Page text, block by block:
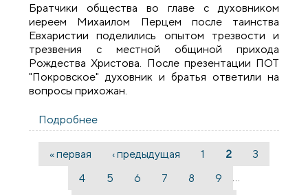
Братчики общества во главе с духовником
иереем Михаилом Перцем после таинства
Евхаристии поделились опытом трезвости и
трезвения с местной общиной прихода
Рождества Христова. После презентации ПОТ
"Покровское" духовник и братья ответили на
вопросы прихожан.
Подробнее
трезвости "Покровское" посетили
приход Рождества Христова
Страницы
« первая ‹ предыдущая 1 2
3
4
5 6 7 8 9